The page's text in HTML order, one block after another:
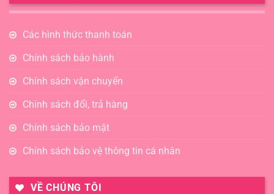
Các hình thức thanh toán
Chính sách bảo hành
Chính sách vận chuyển
Chính sách đổi, trả hàng
Chính sách bảo mật
Chính sách bảo vệ thông tin cá nhân
VỀ CHÚNG TÔI